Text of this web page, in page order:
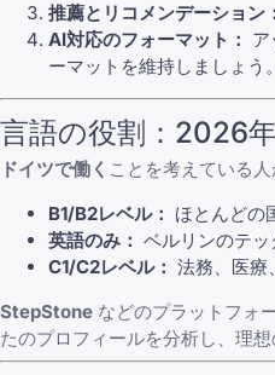
推薦とリコメンデーション：
AI対応のフォーマット：
ーマットを維持しましょう。
言語の役割：2026
ドイツで働く ことを考えている
B1/B2レベル： ほとんどの
英語のみ： ベルリンのテ
C1/C2レベル： 法務、医療
StepStone などのプラットフォ
たのプロフィールを分析し、理